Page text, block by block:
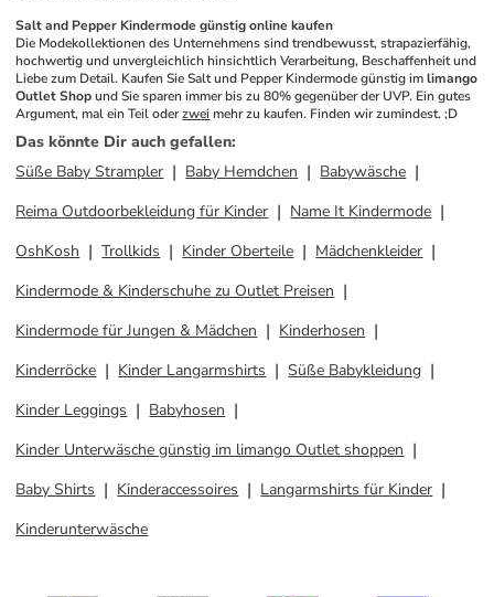
Salt and Pepper Kindermode günstig online kaufen
Die Modekollektionen des Unternehmens sind trendbewusst, strapazierfähig,
hochwertig und unvergleichlich hinsichtlich Verarbeitung, Beschaffenheit und
Liebe zum Detail. Kaufen Sie Salt und Pepper Kindermode günstig im limango
Outlet Shop und Sie sparen immer bis zu 80% gegenüber der UVP. Ein gutes
Argument, mal ein Teil oder zwei mehr zu kaufen. Finden wir zumindest. ;D
Das könnte Dir auch gefallen:
Süße Baby Strampler
Baby Hemdchen
Babywäsche
Reima Outdoorbekleidung für Kinder
Name It Kindermode
OshKosh
Trollkids Kinder Oberteile
Mädchenkleider
Kindermode & Kinderschuhe zu Outlet Preisen
Kindermode für Jungen & Mädchen
Kinderhosen
Kinderröcke
Kinder Langarmshirts
Süße Babykleidung
Kinder Leggings
Babyhosen
Kinder Unterwäsche günstig im limango Outlet shoppen
Baby Shirts
Kinderaccessoires
Langarmshirts für Kinder
Kinderunterwäsche